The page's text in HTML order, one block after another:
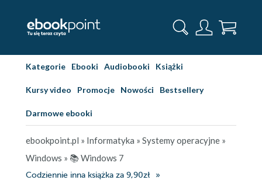
Kategorie Ebooki Audiobooki Książki
Kursy video Promocje Nowości Bestsellery
Darmowe ebooki
ebookpoint.pl » Informatyka » Systemy operacyjne »
Windows » 📚 Windows 7
Codziennie inna książka za 9,90zł